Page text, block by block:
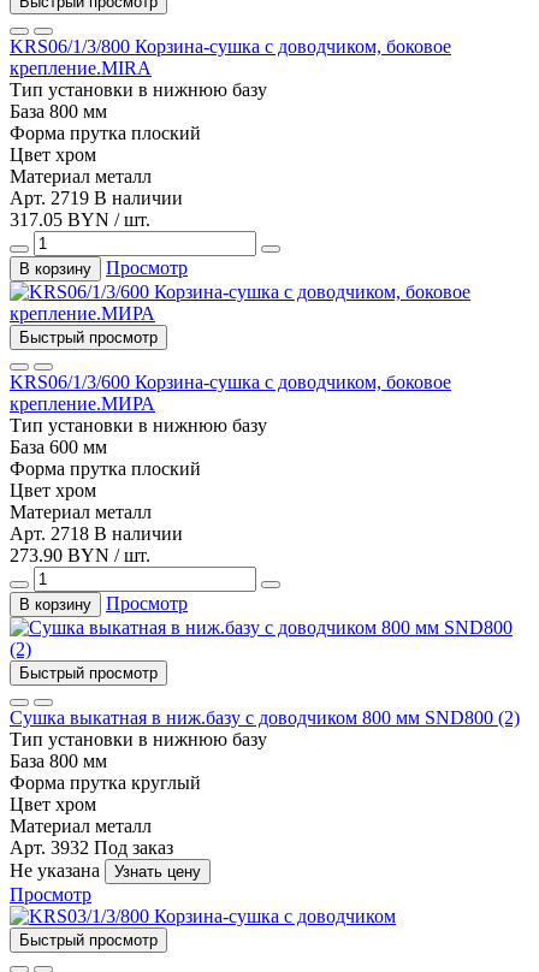
KRS06/1/3/800 Корзина-сушка с доводчиком, боковое
крепление.MIRA
Тип установки в нижнюю базу
База 800 мм
Форма прутка плоский
Цвет хром
Материал металл
Арт. 2719 В наличии
317.05 BYN / шт.
В корзину Просмотр
Быстрый просмотр
KRS06/1/3/600 Корзина-сушка с доводчиком, боковое
крепление.МИРА
Тип установки в нижнюю базу
База 600 мм
Форма прутка плоский
Цвет хром
Материал металл
Арт. 2718 В наличии
273.90 BYN / шт.
В корзину Просмотр
Быстрый просмотр
Сушка выкатная в ниж.базу с доводчиком 800 мм SND800 (2)
Тип установки в нижнюю базу
База 800 мм
Форма прутка круглый
Цвет хром
Материал металл
Арт. 3932 Под заказ
Не указана
Узнать цену
Просмотр
Быстрый просмотр